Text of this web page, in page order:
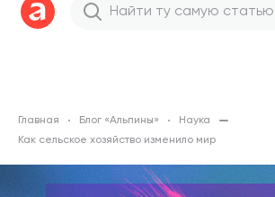
Главная Блог «Альпины»
Наука
Как сельское хозяйство изменило мир